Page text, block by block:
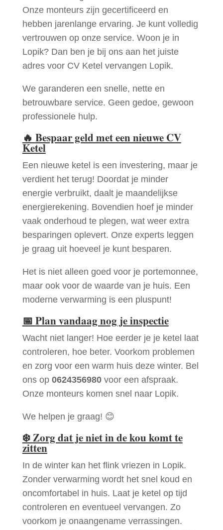
Onze monteurs zijn gecertificeerd en
hebben jarenlange ervaring. Je kunt volledig
vertrouwen op onze service. Woon je in
Lopik? Dan ben je bij ons aan het juiste
adres voor CV Ketel vervangen Lopik.
We garanderen een snelle, nette en
betrouwbare service. Geen gedoe, gewoon
professionele hulp.
🔥 Bespaar geld met een nieuwe CV
Ketel
Een nieuwe ketel is een investering, maar je
verdient het terug! Doordat je minder
energie verbruikt, daalt je maandelijkse
energierekening. Bovendien hoef je minder
vaak onderhoud te plegen, wat weer extra
besparingen oplevert. Onze experts leggen
je graag uit hoeveel je kunt besparen.
Het is niet alleen goed voor je portemonnee,
maar ook voor de waarde van je huis. Een
moderne verwarming is een pluspunt!
📅 Plan vandaag nog je inspectie
Wacht niet langer! Hoe eerder je je ketel laat
controleren, hoe beter. Voorkom problemen
en zorg voor een warm huis deze winter. Bel
ons op 0624356980voor een afspraak.
Onze monteurs komen snel naar Lopik.
We helpen je graag! 😊
❄️Zorg dat je niet in de kou komt te
zitten
In de winter kan het flink vriezen in Lopik.
Zonder verwarming wordt het snel koud en
oncomfortabel in huis. Laat je ketel op tijd
controleren en eventueel vervangen. Zo
voorkom je onaangename verrassingen.